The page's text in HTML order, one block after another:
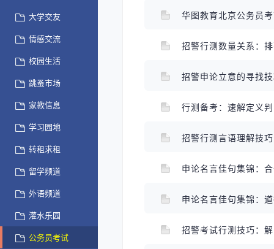
大学交友
情感交流
校园生活
跳蚤市场
家教信息
学习园地
转租求租
留学频道
外语频道
灌水乐园
公务员考试
华图教育北京公务员
招警行测数量关系：
招警申论立意的寻找
行测备考：速解定义
招警行测言语理解技
申论名言佳句集锦：
申论名言佳句集锦：
招警考试行测技巧：